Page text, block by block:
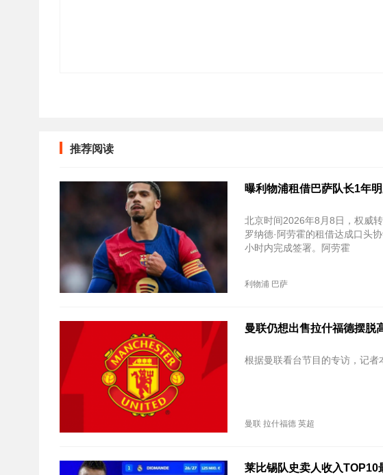
推荐阅读
曝利物浦租借巴萨队长1年
北京时间2026年8月8日，权威
罗纳德·阿劳霍的租借达成口头
小时内完成签署。阿劳霍
利物浦 巴萨
曼联仍想出售拉什福德摆脱
根据曼联看台节目的专访，记者
曼联 拉什福德 英超
莱比锡队史卖人收入TOP10